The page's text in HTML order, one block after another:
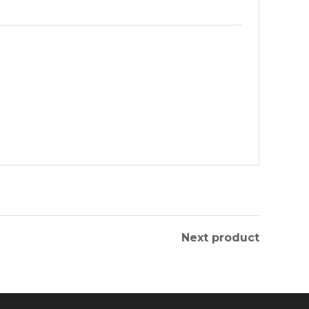
Next product